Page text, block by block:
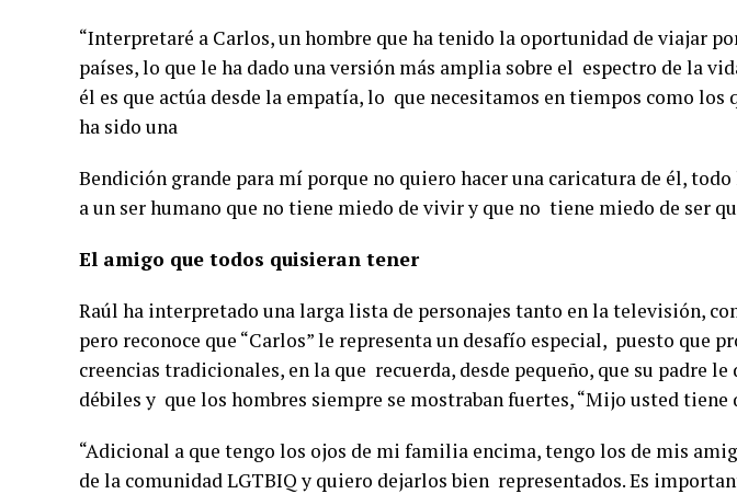
“Interpretaré a Carlos, un hombre que ha tenido la oportunidad de viajar
países, lo que le ha dado una versión más amplia sobre el espectro de la
él es que actúa desde la empatía, lo que necesitamos en tiempos como los
ha sido una
Bendición grande para mí porque no quiero hacer una caricatura de él,
a un ser humano que no tiene miedo de vivir y que no tiene miedo de ser
El amigo que todos quisieran tener
Raúl ha interpretado una larga lista de personajes tanto en la televisión,
pero reconoce que “Carlos” le representa un desafío especial, puesto que
creencias tradicionales, en la que recuerda, desde pequeño, que su padre
débiles y que los hombres siempre se mostraban fuertes, “Mijo usted tiene
“Adicional a que tengo los ojos de mi familia encima, tengo los de mis
de la comunidad LGTBIQ y quiero dejarlos bien representados. Es